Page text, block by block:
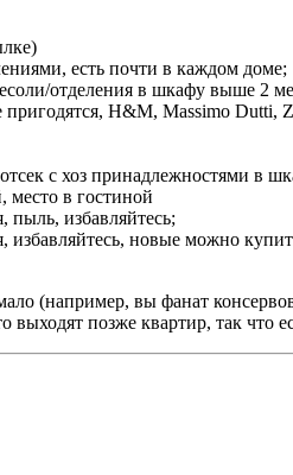
есть почти в каждом доме;
отделения в шкафу выше 2
пригодятся, H&M, Massimo
с хоз принадлежностями в
место в гостиной
пыль, избавляйтесь;
избавляйтесь, новые можно
(например, вы фанат
выходят позже квартир, так что